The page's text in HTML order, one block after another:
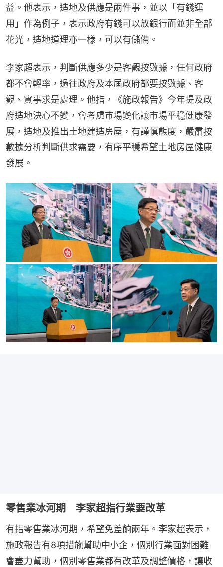
益。他表示，造地及供應是兩件事，並以「有錢運
用」作為例子，表示政府有錢可以放銀行而並非全部
花光，造地道理亦一樣，可以有儲備。
李家超表示，判斷供應多少是客觀按數據，任何政府
都不會輕率，過往政府及本屆政府都要按數據、客
觀、實事求是處理。他指，《施政報告》今年提及政
府造地決心不變，會考慮市場變化讓市場平穩健康發
展，造地及推出土地建造房屋，有謹慎態度，嚴肅按
數據分析判斷供求需要，有序平穩希望土地房屋健康
發展。
零售業冰河期 李家超指行業要改革
有指零售業冰河期，希望免差餉兩年。李家超表示，
施政報告有8項措施幫助中小企，個別行業面對困難
會盡力幫助，個別零售業都有改革及調整價格，讓收